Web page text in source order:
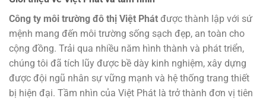
Công ty môi trường đô thị Việt Phát được thành lập với sứ
mệnh mang đến môi trường sống sạch đẹp, an toàn cho
cộng đồng. Trải qua nhiều năm hình thành và phát triển,
chúng tôi đã tích lũy được bề dày kinh nghiệm, xây dựng
được đội ngũ nhân sự vững mạnh và hệ thống trang thiết
bị hiện đại. Tầm nhìn của Việt Phát là trở thành đơn vị tiên